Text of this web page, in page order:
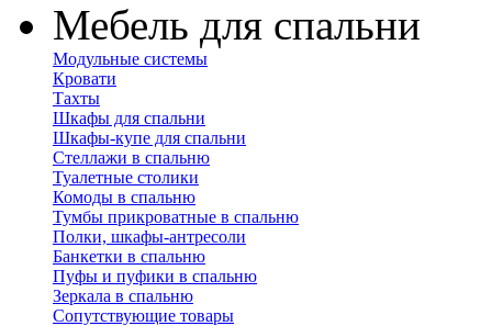
Мебель для спальни
Модульные системы
Кровати
Тахты
Шкафы для спальни
Шкафы-купе для спальни
Стеллажи в спальню
Туалетные столики
Комоды в спальню
Тумбы прикроватные в спальню
Полки, шкафы-антресоли
Банкетки в спальню
Пуфы и пуфики в спальню
Зеркала в спальню
Сопутствующие товары